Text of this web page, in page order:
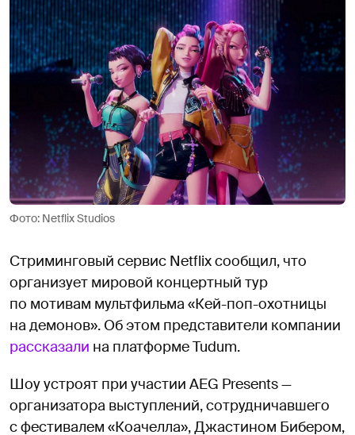
Фото: Netflix Studios
Стриминговый сервис Netflix сообщил, что
организует мировой концертный тур
по мотивам мультфильма «Кей-поп-охотницы
на демонов». Об этом представители компании
рассказали на платформе Tudum.
Шоу устроят при участии AEG Presents —
организатора выступлений, сотрудничавшего
с фестивалем «Коачелла», Джастином Бибером,